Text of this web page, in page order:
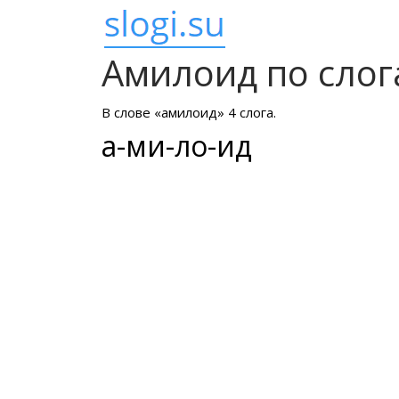
Амилоид по
В слове «амилоид» 4 слога.
а-ми-ло-ид